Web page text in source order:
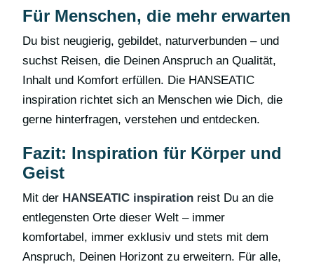
Für Menschen, die mehr erwarten
Du bist neugierig, gebildet, naturverbunden – und
suchst Reisen, die Deinen Anspruch an Qualität,
Inhalt und Komfort erfüllen. Die HANSEATIC
inspiration richtet sich an Menschen wie Dich, die
gerne hinterfragen, verstehen und entdecken.
Fazit: Inspiration für Körper und
Geist
Mit der HANSEATIC inspiration reist Du an die
entlegensten Orte dieser Welt – immer
komfortabel, immer exklusiv und stets mit dem
Anspruch, Deinen Horizont zu erweitern. Für alle,